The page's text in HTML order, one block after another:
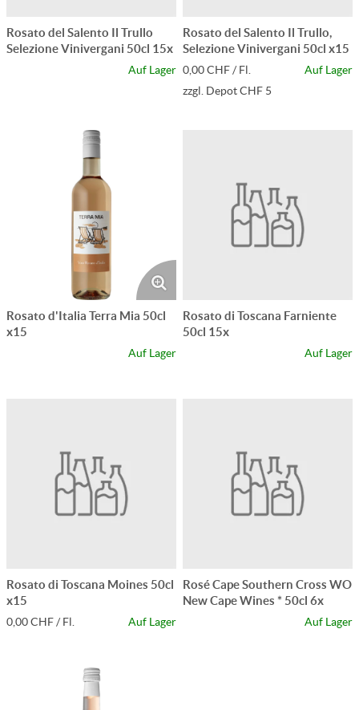
Rosato del Salento Il Trullo
Selezione Vinivergani 50cl 15x
Auf Lager
Rosato del Salento Il Trullo,
Selezione Vinivergani 50cl x15
0,00 CHF / Fl.
Auf Lager
zzgl. Depot CHF 5
Rosato d'Italia Terra Mia 50cl
x15
Auf Lager
Rosato di Toscana Farniente
50cl 15x
Auf Lager
Rosato di Toscana Moines 50cl
x15
0,00 CHF / Fl. Auf Lager
Rosé Cape Southern Cross WO
New Cape Wines * 50cl 6x
Auf Lager